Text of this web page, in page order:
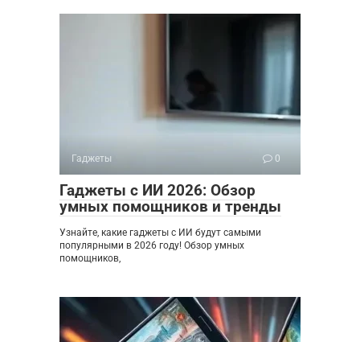
Гаджеты 0
Гаджеты с ИИ 2026: Обзор
умных помощников и тренды
Узнайте, какие гаджеты с ИИ будут самыми
популярными в 2026 году! Обзор умных
помощников,